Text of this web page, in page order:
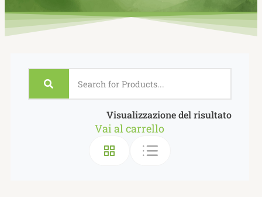
Visualizzazione del risultato
Vai al carrello